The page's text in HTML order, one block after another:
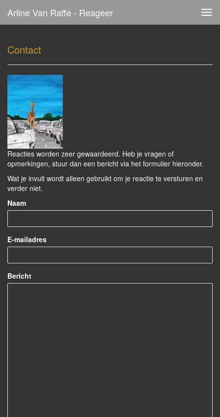
Arline Van Raffe - Reageer
Contact
Reacties worden zeer gewaardeerd. Heb je vragen of
opmerkingen, stuur dan een bericht via het formulier hieronder.
Wat je invult wordt alleen gebruikt om je reactie te versturen en
verder niet.
Naam
E-mailadres
Bericht